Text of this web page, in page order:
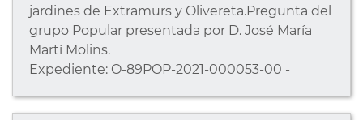
jardines de Extramurs y Olivereta.Pregunta del
grupo Popular presentada por D. José María
Martí Molins.
Expediente: O-89POP-2021-000053-00 -